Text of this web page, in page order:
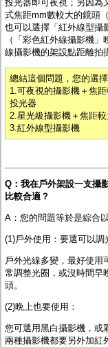
投光器即可夜視；另因為
式焦距mm數較大的鏡頭
也可以選擇「 紅外線型攝
（「彩色紅外線攝影機
線攝影機的架設點距離拍
總結這個問題，您的選擇
1.可夜視的攝影機＋焦
投光器
2.星光級攝影機＋焦距
3.紅外線型攝影機
Q：我在戶外架設一支攝
比較合適？
A：您的問題等於是綜合
(1)戶外使用：要選可以調
戶外光線多變，最好使用
常調整光圈，或沒時間早
頭。
(2)晩上也要使用：
您可選用黑白攝影機，或
兩種攝影機都要另外加紅